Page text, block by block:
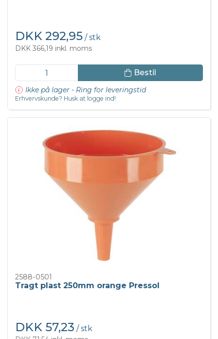
DKK 292,95 / stk
DKK 366,19 inkl. moms
Bestil
Ikke på lager - Ring for leveringstid
Erhvervskunde? Husk at logge ind!
2588-0501
Tragt plast 250mm orange Pressol
DKK 57,23 / stk